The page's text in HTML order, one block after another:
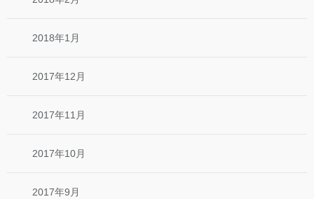
2018年1月
2017年12月
2017年11月
2017年10月
2017年9月